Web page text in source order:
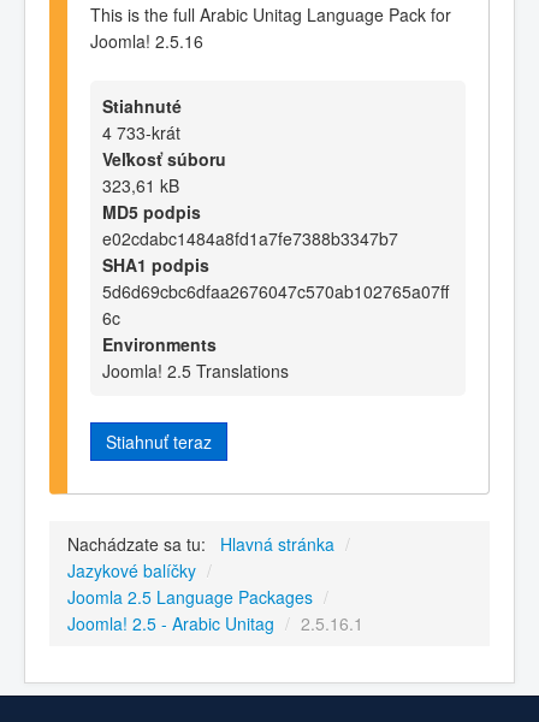
This is the full Arabic Unitag Language Pack for
Joomla! 2.5.16
Stiahnuté
4 733-krát
Veľkosť súboru
323,61 kB
MD5 podpis
e02cdabc1484a8fd1a7fe7388b3347b7
SHA1 podpis
5d6d69cbc6dfaa2676047c570ab102765a07ff
6c
Environments
Joomla! 2.5 Translations
Stiahnuť teraz
Nachádzate sa tu: Hlavná stránka /
Jazykové balíčky /
Joomla 2.5 Language Packages /
Joomla! 2.5 - Arabic Unitag / 2.5.16.1